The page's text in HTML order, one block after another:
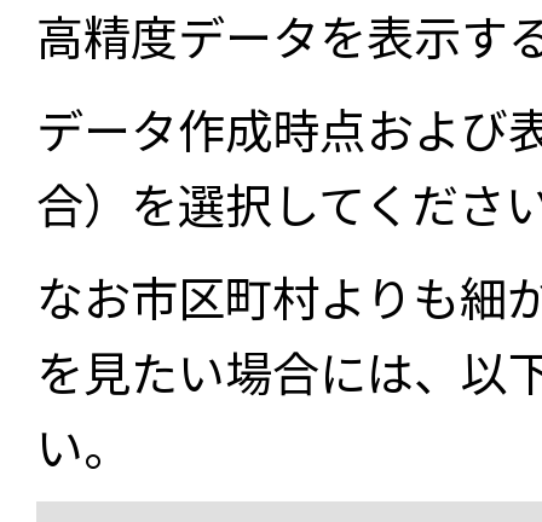
高精度データを表示す
データ作成時点および
合）を選択してくださ
なお市区町村よりも細
を見たい場合には、以
い。